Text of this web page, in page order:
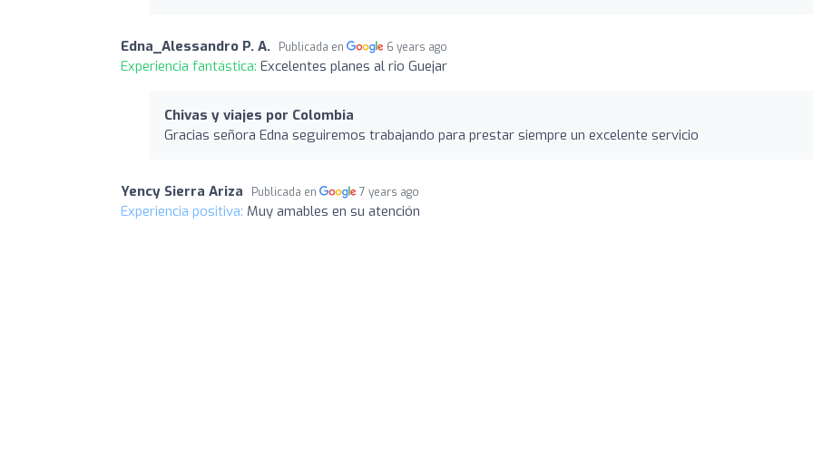
Edna_Alessandro P. A. Publicada en 6 years ago
Experiencia fantástica: Excelentes planes al rio Guejar
Chivas y viajes por Colombia
Gracias señora Edna seguiremos trabajando para prestar siempre un excelente servicio
Yency Sierra Ariza Publicada en 7 years ago
Experiencia positiva: Muy amables en su atención